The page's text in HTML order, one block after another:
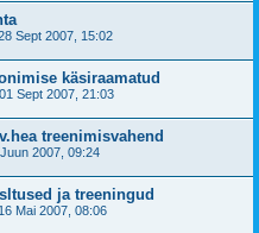
Sept 2007, 15:02
käsiraamatud
01 Sept 2007, 21:03
treenimisvahend
2007, 09:24
ja treeningud
16 Mai 2007, 08:06